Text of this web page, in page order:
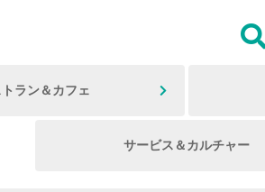
トラン＆カフェ
サービス＆カルチャー